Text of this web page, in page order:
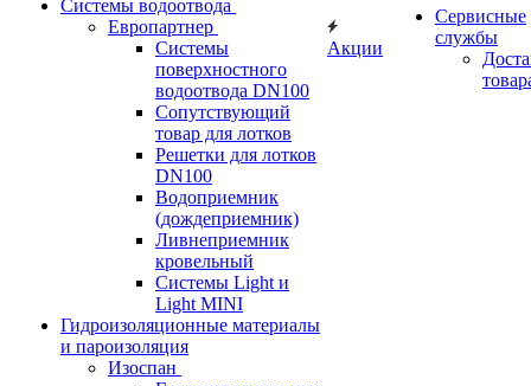
Системы водоотвода
Европартнер
Системы
поверхностного
водоотвода DN100
Сопутствующий
товар для лотков
Решетки для лотков
DN100
Водоприемник
(дождеприемник)
Ливнеприемник
кровельный
Системы Light и
Light MINI
Гидроизоляционные материалы
и пароизоляция
Изоспан
Акции
Сервисные
службы